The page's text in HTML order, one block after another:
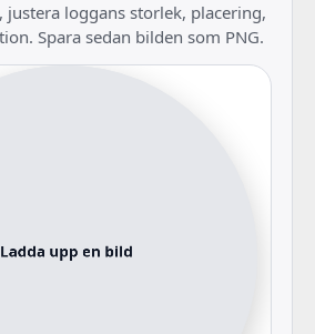
justera loggans storlek, placering,
Spara sedan bilden som PNG.